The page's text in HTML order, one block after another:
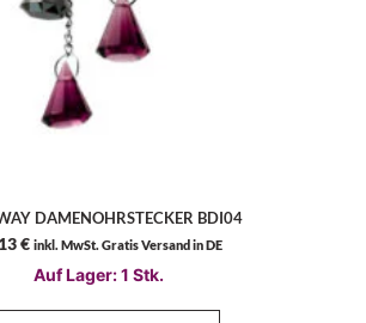
DAMENOHRSTECKER BDI04
€ inkl. MwSt. Gratis Versand in DE
Auf Lager: 1 Stk.